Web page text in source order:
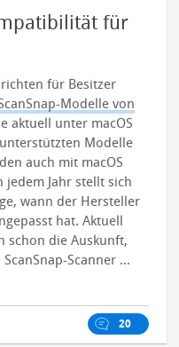
für
für Besitzer
Modelle von
aktuell unter macOS
Modelle
auch mit macOS
jedem Jahr stellt sich
wann der Hersteller
hat. Aktuell
schon die Auskunft,
Scanner ...
20